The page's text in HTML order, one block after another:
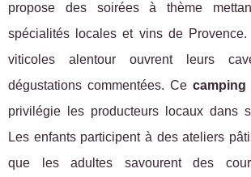
propose des soirées à thème
spécialités locales et vins de
viticoles alentour ouvrent leurs
dégustations commentées. Cecamping
privilégie les producteurs locaux dans
Les enfants participent à des ateliers
que les adultes savourent des